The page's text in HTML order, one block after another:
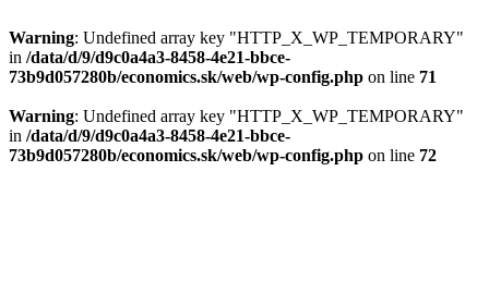
Warning: Undefined array key "HTTP_X_WP_TEMPORARY"
in /data/d/9/d9c0a4a3-8458-4e21-bbce-
73b9d057280b/economics.sk/web/wp-config.php on line 71
Warning: Undefined array key "HTTP_X_WP_TEMPORARY"
in /data/d/9/d9c0a4a3-8458-4e21-bbce-
73b9d057280b/economics.sk/web/wp-config.php on line 72